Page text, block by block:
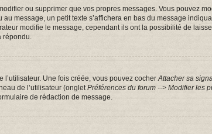
ou supprimer que vos propres messages. Vous pouvez
message, un petit texte s’affichera en bas du message
modifie le message, cependant ils ont la possibilité de
répondu.
l’utilisateur. Une fois créée, vous pouvez cocherAttacher sa
de l’utilisateur (ongletPréférences du forum --> Modifier les
de rédaction de message.